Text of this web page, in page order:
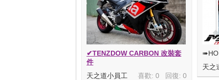
✔TENZDOW CARBON 改裝套
件
喜歡: 0 回復: 0
天之道小員工
天之